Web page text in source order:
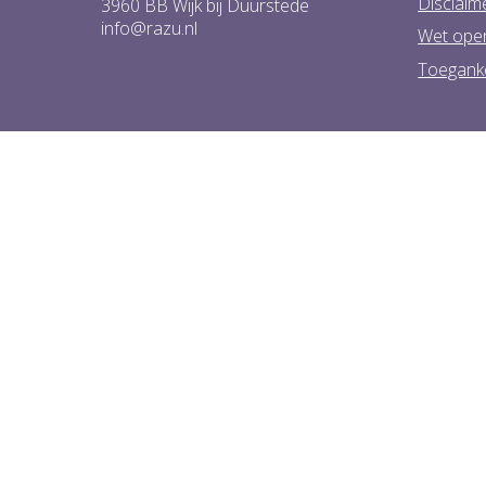
3960 BB Wijk bij Duurstede
info@razu.nl
Wet